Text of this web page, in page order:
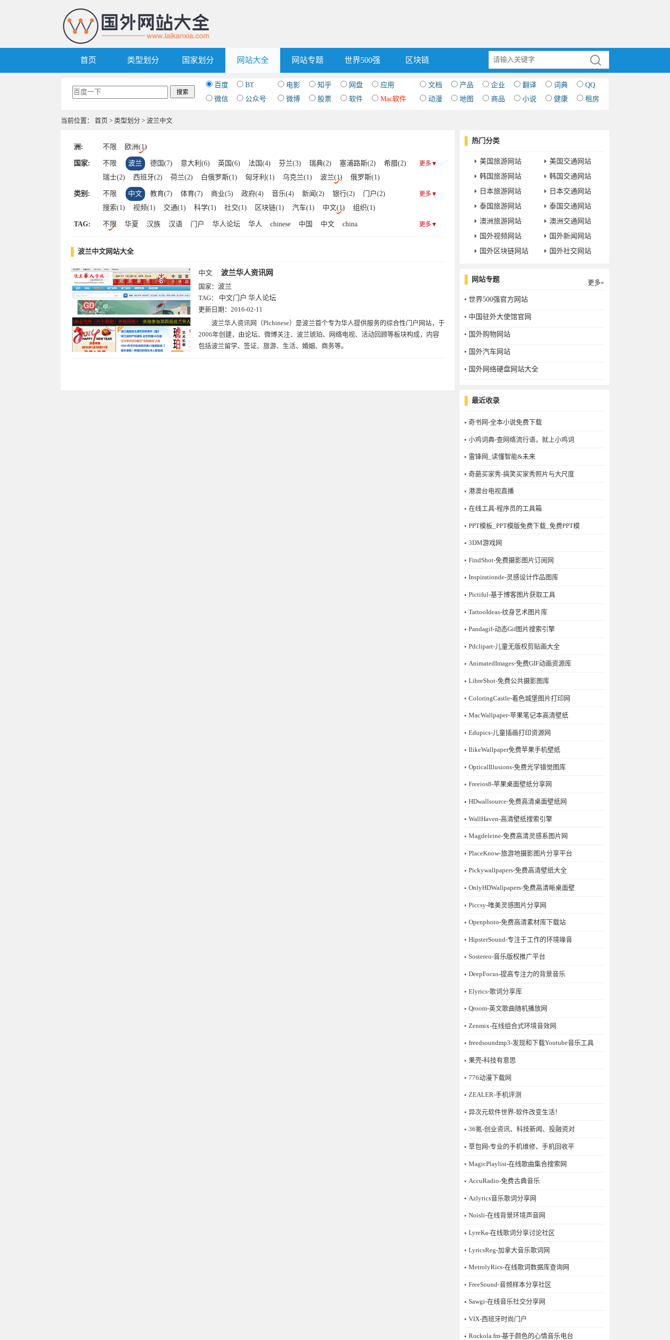
首页 类型划分 国家划分 网站大全 网站专题 世界500强 区块链
百度 BT 电影 知乎 网盘 应用 文档 产品 企业 翻译 词典
QQ
微信
公众号 微博 股票 软件 Mac软件 动漫 地图 商品 小说 健康 租房
当前位置： 首页 > 类型划分 > 波兰中文
洲: 不限 欧洲(1)
国家: 不限 波兰 德国(7) 意大利(6) 英国(6) 法国(4) 芬兰(3) 瑞典(2) 塞浦路斯(2)
希腊(2)
瑞士(2)
西班牙(2) 荷兰(2) 白俄罗斯(1) 匈牙利(1) 乌克兰(1) 波兰(1)
俄罗斯(1)
比利时(1)
奥地利(1) 挪威(1)
更多▼
类别: 不限 中文 教育(7) 体育(7) 商业(5) 政府(4) 音乐(4) 新闻(2) 银行(2)
门户(2)
搜索(1)
视频(1) 交通(1) 科学(1) 社交(1) 区块链(1) 汽车(1) 中文(1) 组织(1)
更多▼
TAG: 不限 华夏 汉族 汉语 门户 华人论坛 华人 chinese 中国 中文 china 更多▼
波兰中文网站大全
中文 波兰华人资讯网
国家： 波兰
TAG： 中文门户 华人论坛
更新日期： 2016-02-11
波兰华人资讯网（Plchinese）是波兰首个专为华人提供服务的综合性门户网站，于
2006年创建，由论坛、微博关注、波兰琥珀、网络电视、活动回顾等板块构成，内容
包括波兰留学、签证、旅游、生活、婚姻、商务等。
热门分类
美国旅游网站
美国交通网站
韩国旅游网站
韩国交通网站
日本旅游网站
日本交通网站
泰国旅游网站
泰国交通网站
澳洲旅游网站
澳洲交通网站
国外视频网站
国外新闻网站
国外区块链网站
国外社交网站
网站专题 更多»
世界500强官方网站
中国驻外大使馆官网
国外购物网站
国外汽车网站
国外网络硬盘网站大全
最近收录
奇书网-全本小说免费下载
小鸡词典-查网络流行语，就上小鸡词
雷锋网_读懂智能&未来
奇葩买家秀-搞笑买家秀照片与大尺度
港澳台电视直播
在线工具-程序员的工具箱
PPT模板_PPT模版免费下载_免费PPT模
3DM游戏网
FindShot-免费摄影图片订阅网
Inspirationde-灵感设计作品图库
Pictiful-基于博客图片获取工具
TattooIdeas-纹身艺术图片库
Pandagif-动态Gif图片搜索引擎
Pdclipart-儿童无版权剪贴画大全
AnimatedImages-免费GIF动画资源库
LibreShot-免费公共摄影图库
ColoringCastle-着色城堡图片打印网
MacWallpaper-苹果笔记本高清壁纸
Edupics-儿童插画打印资源网
IlikeWallpaper免费苹果手机壁纸
OpticalIllusions-免费光学错觉图库
Freeios8-苹果桌面壁纸分享网
HDwallsource-免费高清桌面壁纸网
WallHaven-高清壁纸搜索引擎
Magdeleine-免费高清灵感系图片网
PlaceKnow-旅游地摄影图片分享平台
Pickywallpapers-免费高清壁纸大全
OnlyHDWallpapers-免费高清晰桌面壁
Piccsy-唯美灵感图片分享网
Openphoto-免费高清素材库下载站
HipsterSound-专注于工作的环境噪音
Sostereo-音乐版权推广平台
DeepFocus-提高专注力的背景音乐
Elyrics-歌词分享库
Qroom-英文歌曲随机播放网
Zenmix-在线组合式环境音效网
freedsoundmp3-发现和下载Youtube音乐工具
果壳-科技有意思
776动漫下载网
ZEALER-手机评测
异次元软件世界-软件改变生活！
36氪-创业资讯、科技新闻、投融资对
草包网-专业的手机维修、手机回收平
MagicPlaylist-在线歌曲集合搜索网
AccuRadio-免费古典音乐
Azlyrics音乐歌词分享网
Noisli-在线背景环境声音网
LyreKa-在线歌词分享讨论社区
LyricsReg-加拿大音乐歌词网
MetrolyRics-在线歌词数据库查询网
FreeSound-音频样本分享社区
Sawgi-在线音乐社交分享网
​VIX-西班牙时尚门户
Rockola.fm-基于颜色的心情音乐电台